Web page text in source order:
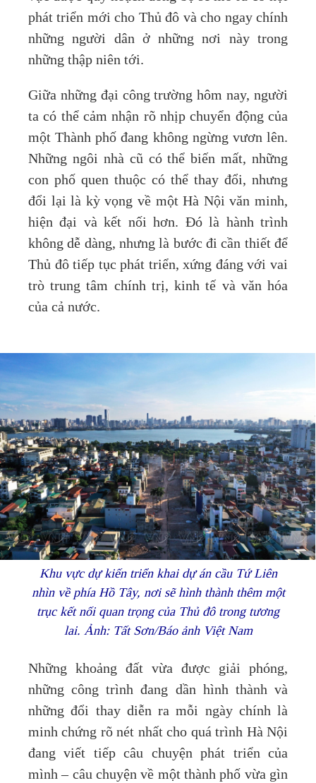
phát triển mới cho Thủ đô và cho ngay chính
những người dân ở những nơi này trong
những thập niên tới.
Giữa những đại công trường hôm nay, người
ta có thể cảm nhận rõ nhịp chuyển động của
một Thành phố đang không ngừng vươn lên.
Những ngôi nhà cũ có thể biến mất, những
con phố quen thuộc có thể thay đổi, nhưng
đổi lại là kỳ vọng về một Hà Nội văn minh,
hiện đại và kết nối hơn. Đó là hành trình
không dễ dàng, nhưng là bước đi cần thiết để
Thủ đô tiếp tục phát triển, xứng đáng với vai
trò trung tâm chính trị, kinh tế và văn hóa
của cả nước.
Khu vực dự kiến triển khai dự án cầu Tứ Liên
nhìn về phía Hồ Tây, nơi sẽ hình thành thêm một
trục kết nối quan trọng của Thủ đô trong tương
lai. Ảnh: Tất Sơn/Báo ảnh Việt Nam
Những khoảng đất vừa được giải phóng,
những công trình đang dần hình thành và
những đổi thay diễn ra mỗi ngày chính là
minh chứng rõ nét nhất cho quá trình Hà Nội
đang viết tiếp câu chuyện phát triển của
mình – câu chuyện về một thành phố vừa gìn